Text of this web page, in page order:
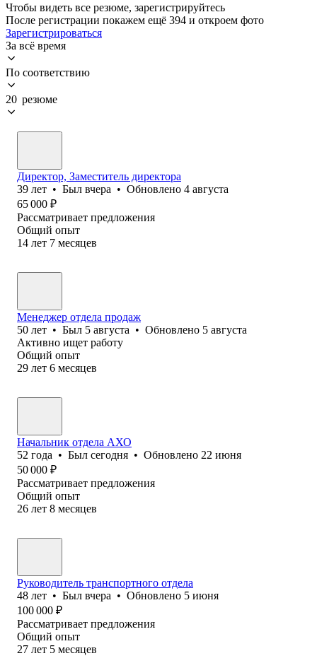
Чтобы видеть все резюме, зарегистрируйтесь
После регистрации покажем ещё 394 и откроем фото
Зарегистрироваться
За всё время
По соответствию
20 резюме
Директор, Заместитель директора
39 лет • Был вчера • Обновлено 4 августа
65 000 ₽
Рассматривает предложения
Общий опыт
14 лет 7 месяцев
Менеджер отдела продаж
50 лет • Был 5 августа • Обновлено 5 августа
Активно ищет работу
Общий опыт
29 лет 6 месяцев
Начальник отдела АХО
52 года • Был сегодня • Обновлено 22 июня
50 000 ₽
Рассматривает предложения
Общий опыт
26 лет 8 месяцев
Руководитель транспортного отдела
48 лет • Был вчера • Обновлено 5 июня
100 000 ₽
Рассматривает предложения
Общий опыт
27 лет 5 месяцев